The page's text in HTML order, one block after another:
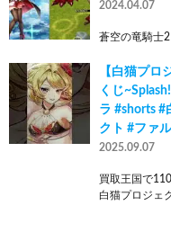
2024.04.07
蒼空の竜騎士
【白猫プロ
くじ
ラ #shorts #
クト #ファ
2025.09.07
買取王国で
白猫プロジェ